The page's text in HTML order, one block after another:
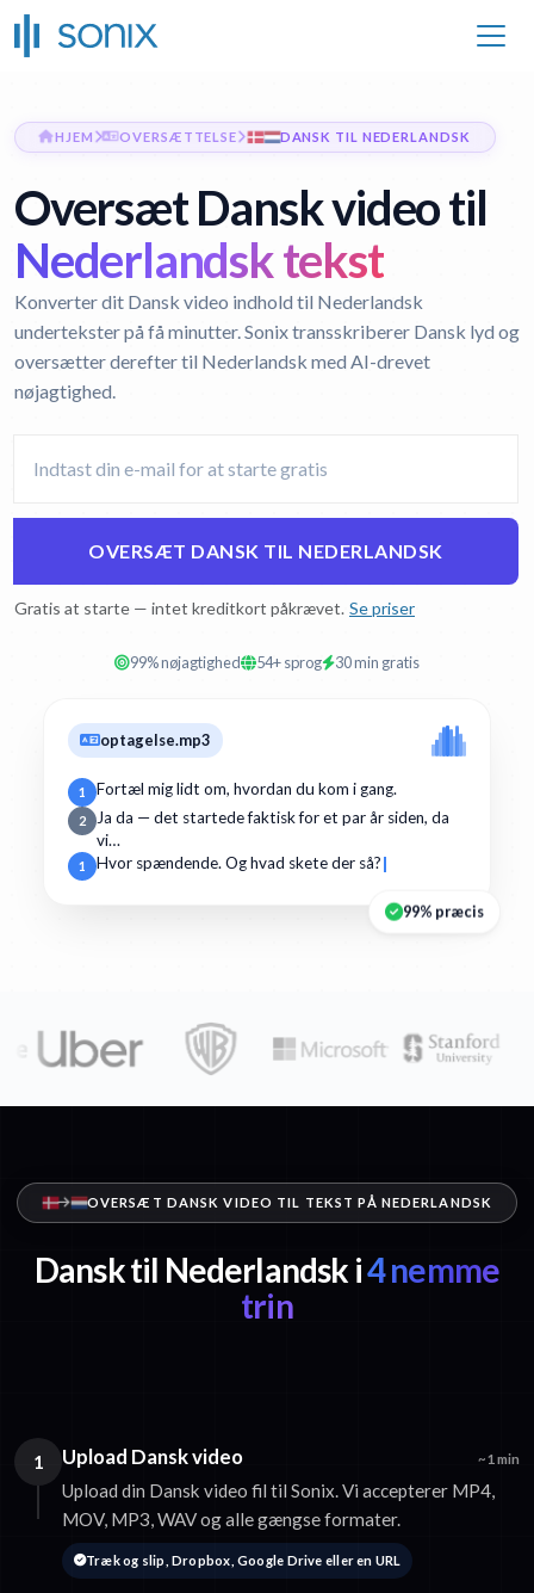
HJEM OVERSÆTTELSE DANSK TIL NEDERLANDSK
Oversæt Dansk video til
Nederlandsk tekst
Konverter dit Dansk video indhold til Nederlandsk
undertekster på få minutter. Sonix transskriberer Dansk lyd og
oversætter derefter til Nederlandsk med AI-drevet
nøjagtighed.
OVERSÆT DANSK TIL NEDERLANDSK
Gratis at starte — intet kreditkort påkrævet. Se priser
99% nøjagtighed 54+ sprog 30 min gratis
optagelse.mp3
1 Fortæl mig lidt om, hvordan du kom i gang.
2
Ja da — det startede faktisk for et par år siden, da
vi…
1 Hvor spændende. Og hvad skete der så?
99% præcis
OVERSÆT DANSK VIDEO TIL TEKST PÅ NEDERLANDSK
Dansk til Nederlandsk i4 nemme
trin
1 Upload Dansk video ~1 min
Upload din Dansk video fil til Sonix. Vi accepterer MP4,
MOV, MP3, WAV og alle gængse formater.
Træk og slip, Dropbox, Google Drive eller en URL